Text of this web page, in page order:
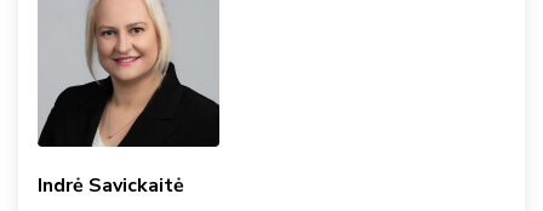
Indrė Savickaitė